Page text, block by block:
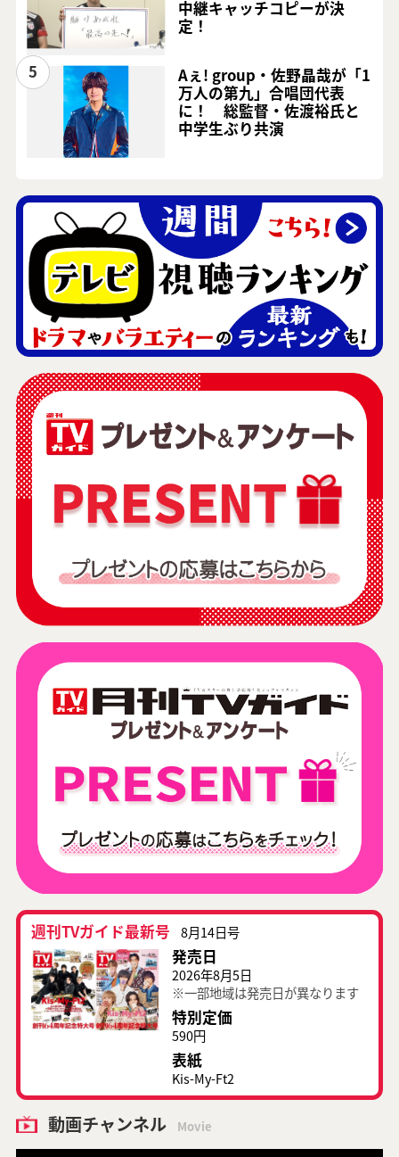
中継キャッチコピーが決
定！
5
Aぇ! group・佐野晶哉が「1
万人の第九」合唱団代表
に！ 総監督・佐渡裕氏と
中学生ぶり共演
週刊TVガイド最新号 8月14日号
発売日
2026年8月5日
※一部地域は発売日が異なります
特別定価
590円
表紙
Kis-My-Ft2
動画チャンネル Movie